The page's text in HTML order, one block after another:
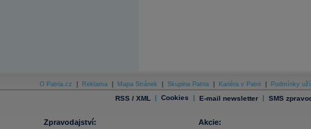
O Patria.cz Reklama Mapa Stránek Skupina Patria Kariéra v Patrii Podmínky
RSS / XML | Cookies | E-mail newsletter | SMS
Zpravodajství:
Akcie: